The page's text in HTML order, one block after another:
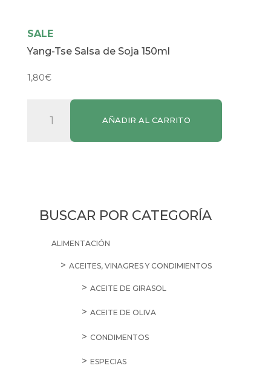
SALE
Yang-Tse Salsa de Soja 150ml
1,80€
AÑADIR AL CARRITO
BUSCAR POR CATEGORÍA
ALIMENTACIÓN
ACEITES, VINAGRES Y CONDIMIENTOS
ACEITE DE GIRASOL
ACEITE DE OLIVA
CONDIMENTOS
ESPECIAS